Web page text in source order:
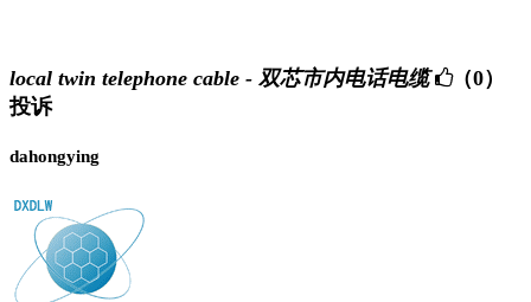
local twin telephone cable - 双芯市内电话电缆
（0）
投诉
dahongying